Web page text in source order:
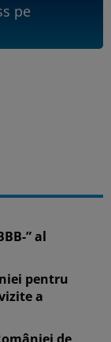
pe
” al
pentru
a